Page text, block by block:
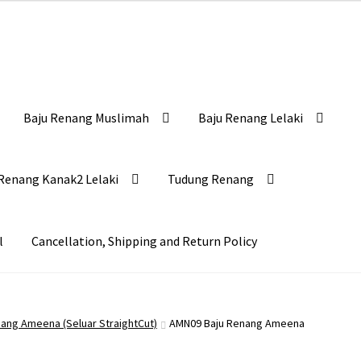
Baju Renang Muslimah Baju Renang Lelaki
Kanak2 Lelaki Tudung Renang
Cancellation, Shipping and Return Policy
Ameena (Seluar StraightCut) AMN09 Baju Renang Ameena